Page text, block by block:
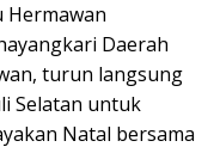
Hermawan
Daerah
turun langsung
Selatan untuk
Natal bersama